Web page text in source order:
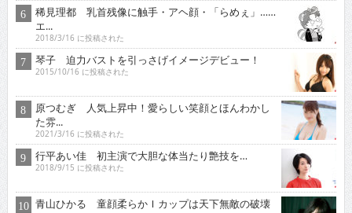
稀見理都 乳首残像に触手・アヘ顔・「らめぇ」……
エ...
2018/3/16 に投稿された
琴子 迫力バストを引っさげイメージデビュー！
2015/10/16 に投稿された
原つむぎ 人気上昇中！愛らしい笑顔とほんわかし
た雰...
2021/3/16 に投稿された
行平あい佳 初主演で大胆な体当たり艶技を…
2018/9/15 に投稿された
青山ひかる 童顔柔らかＩカップは天下無敵の破壊